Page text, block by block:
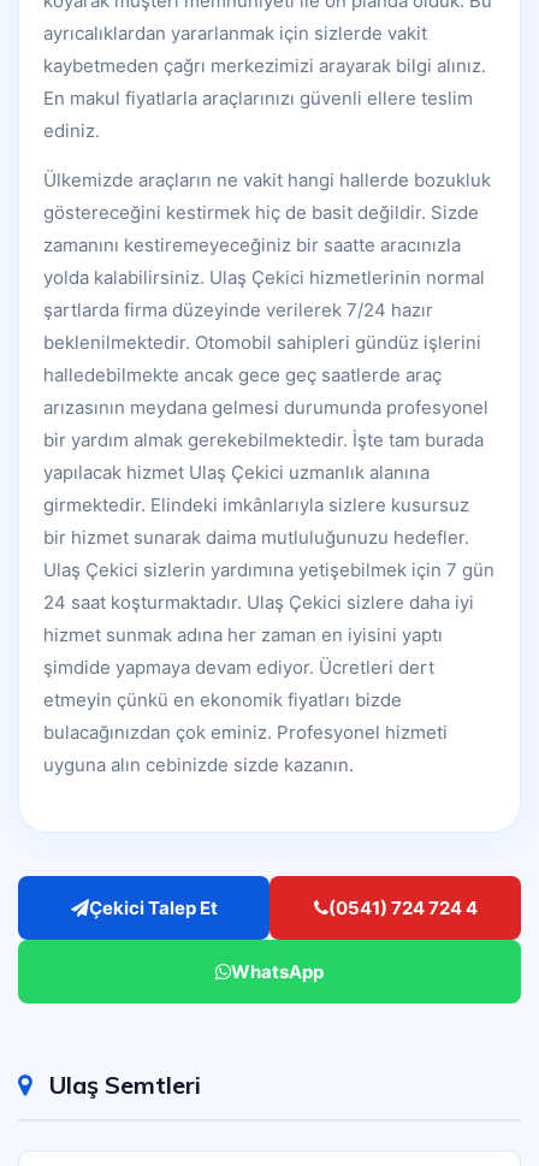
ayrıcalıklardan yararlanmak için sizlerde vakit
kaybetmeden çağrı merkezimizi arayarak bilgi alınız.
En makul fiyatlarla araçlarınızı güvenli ellere teslim
ediniz.
Ülkemizde araçların ne vakit hangi hallerde bozukluk
göstereceğini kestirmek hiç de basit değildir. Sizde
zamanını kestiremeyeceğiniz bir saatte aracınızla
yolda kalabilirsiniz. Ulaş Çekici hizmetlerinin normal
şartlarda firma düzeyinde verilerek 7/24 hazır
beklenilmektedir. Otomobil sahipleri gündüz işlerini
halledebilmekte ancak gece geç saatlerde araç
arızasının meydana gelmesi durumunda profesyonel
bir yardım almak gerekebilmektedir. İşte tam burada
yapılacak hizmet Ulaş Çekici uzmanlık alanına
girmektedir. Elindeki imkânlarıyla sizlere kusursuz
bir hizmet sunarak daima mutluluğunuzu hedefler.
Ulaş Çekici sizlerin yardımına yetişebilmek için 7 gün
24 saat koşturmaktadır. Ulaş Çekici sizlere daha iyi
hizmet sunmak adına her zaman en iyisini yaptı
şimdide yapmaya devam ediyor. Ücretleri dert
etmeyin çünkü en ekonomik fiyatları bizde
bulacağınızdan çok eminiz. Profesyonel hizmeti
uyguna alın cebinizde sizde kazanın.
Çekici Talep Et (0541) 724 724 4
WhatsApp
Ulaş Semtleri